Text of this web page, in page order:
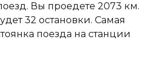
Вы проедете 2073 км.
32 остановки. Самая
поезда на станции